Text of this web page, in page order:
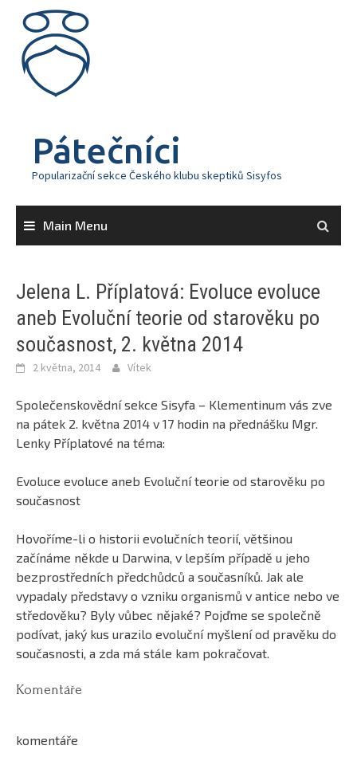
content
Pátečníci
Popularizační sekce Českého klubu skeptiků Sisyfos
Main Menu
Jelena L. Příplatová: Evoluce evoluce
aneb Evoluční teorie od starověku po
současnost, 2. května 2014
2 května, 2014 Vítek
Společenskovědní sekce Sisyfa – Klementinum vás zve
na pátek 2. května 2014 v 17 hodin na přednášku Mgr.
Lenky Příplatové na téma:
Evoluce evoluce aneb Evoluční teorie od starověku po
současnost
Hovoříme-li o historii evolučních teorií, většinou
začínáme někde u Darwina, v lepším případě u jeho
bezprostředních předchůdců a současníků. Jak ale
vypadaly představy o vzniku organismů v antice nebo ve
středověku? Byly vůbec nějaké? Pojďme se společně
podívat, jaký kus urazilo evoluční myšlení od pravěku do
současnosti, a zda má stále kam pokračovat.
Komentáře
komentáře